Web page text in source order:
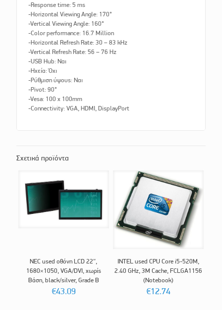
-Response time: 5 ms
-Horizontal Viewing Angle: 170°
-Vertical Viewing Angle: 160°
-Color performance: 16.7 Million
-Horizontal Refresh Rate: 30 – 83 kHz
-Vertical Refresh Rate: 56 – 76 Hz
-USB Hub: Ναι
-Ηχεία: Όχι
-Ρύθμιση ύψους: Ναι
-Pivot: 90°
-Vesa: 100 x 100mm
-Connectivity: VGA, HDMI, DisplayPort
Σχετικά προϊόντα
NEC used οθόνη LCD 22″,
1680×1050, VGA/DVI, χωρίς
Βάση, black/silver, Grade B
€43.09
INTEL used CPU Core i5-520M,
2.40 GHz, 3M Cache, FCLGA1156
(Notebook)
€12.74